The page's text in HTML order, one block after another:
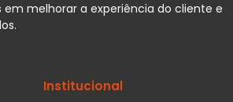
em melhorar a experiência do cliente e
Institucional